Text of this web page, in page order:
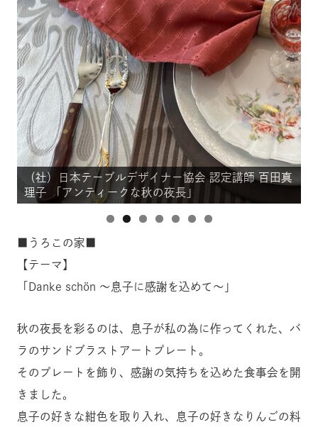
（社）日本テーブルデザイナー協会 認定講師 百田真
理子 「アンティークな秋の夜長」
■うろこの家■
【テーマ】
「Danke schön ～息子に感謝を込めて～」
秋の夜長を彩るのは、息子が私の為に作ってくれた、バ
ラのサンドブラストアートプレート。
そのプレートを飾り、感謝の気持ちを込めた食事会を開
きました。
息子の好きな紺色を取り入れ、息子の好きなりんごの料